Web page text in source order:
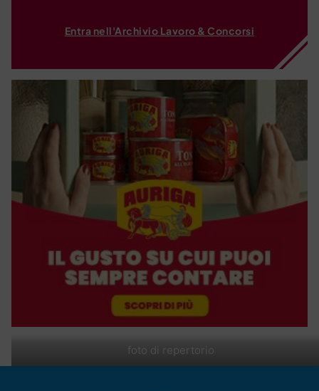
foto di repertorio
Entra nell'Archivio Lavoro & Concorsi